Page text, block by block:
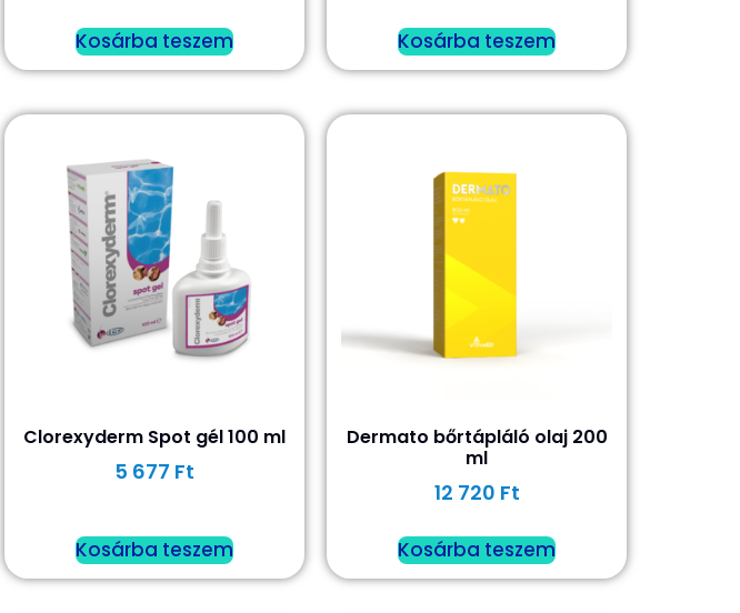
Kosárba teszem Kosárba teszem
Clorexyderm Spot gél 100 ml
5 677 Ft
Kosárba teszem
Dermato bőrtápláló olaj 200
ml
12 720 Ft
Kosárba teszem